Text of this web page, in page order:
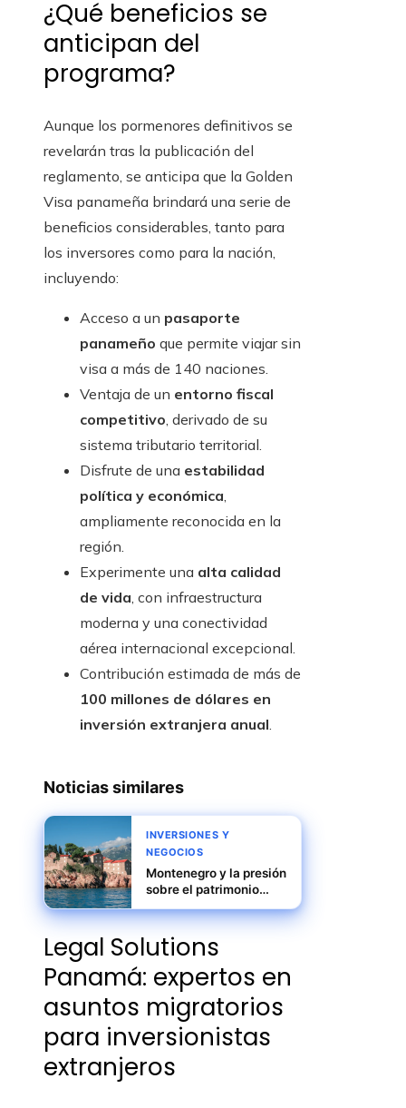
¿Qué beneficios se
anticipan del
programa?
Aunque los pormenores definitivos se
revelarán tras la publicación del
reglamento, se anticipa que la Golden
Visa panameña brindará una serie de
beneficios considerables, tanto para
los inversores como para la nación,
incluyendo:
Acceso a un pasaporte
panameño que permite viajar sin
visa a más de 140 naciones.
Ventaja de un entorno fiscal
competitivo, derivado de su
sistema tributario territorial.
Disfrute de una estabilidad
política y económica,
ampliamente reconocida en la
región.
Experimente una alta calidad
de vida, con infraestructura
moderna y una conectividad
aérea internacional excepcional.
Contribución estimada de más de
100 millones de dólares en
inversión extranjera anual.
Noticias similares
INVERSIONES Y
NEGOCIOS
Montenegro y la presión
sobre el patrimonio
natural causada por el
turismo masivo
Legal Solutions
Panamá: expertos en
asuntos migratorios
para inversionistas
extranjeros